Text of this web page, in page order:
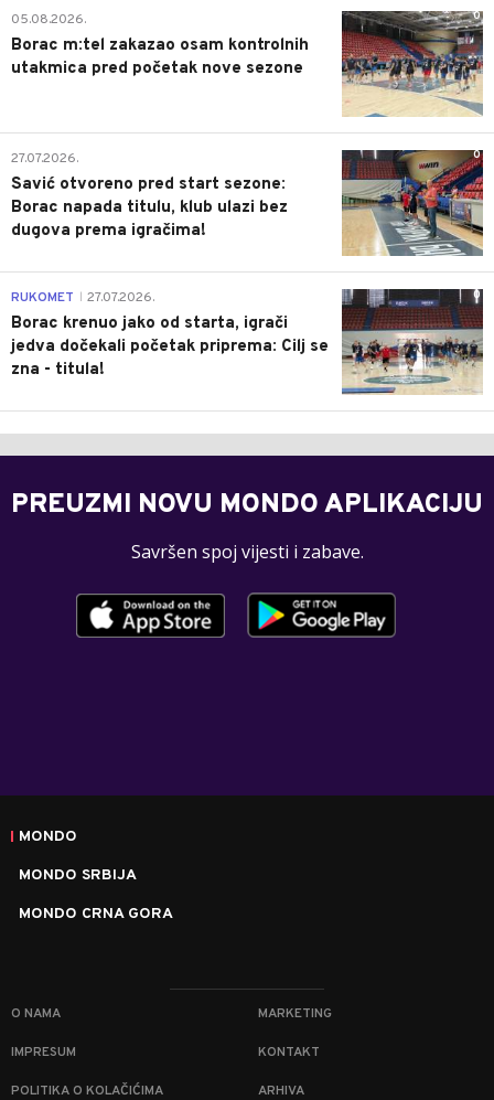
0
05.08.2026.
Borac m:tel zakazao osam kontrolnih
utakmica pred početak nove sezone
0
27.07.2026.
Savić otvoreno pred start sezone:
Borac napada titulu, klub ulazi bez
dugova prema igračima!
0
RUKOMET 27.07.2026.
Borac krenuo jako od starta, igrači
jedva dočekali početak priprema: Cilj se
zna - titula!
PREUZMI NOVU MONDO APLIKACIJU
Savršen spoj vijesti i zabave.
MONDO
MONDO SRBIJA
MONDO CRNA GORA
O NAMA MARKETING
IMPRESUM KONTAKT
POLITIKA O KOLAČIĆIMA ARHIVA